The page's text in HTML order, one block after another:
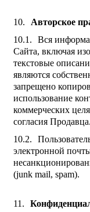
Авторское
Вся
Сайта, включая
текстовые
являются
запрещено
использование
коммерческих
согласия Продавца.
электронной
(junk mail, spam).